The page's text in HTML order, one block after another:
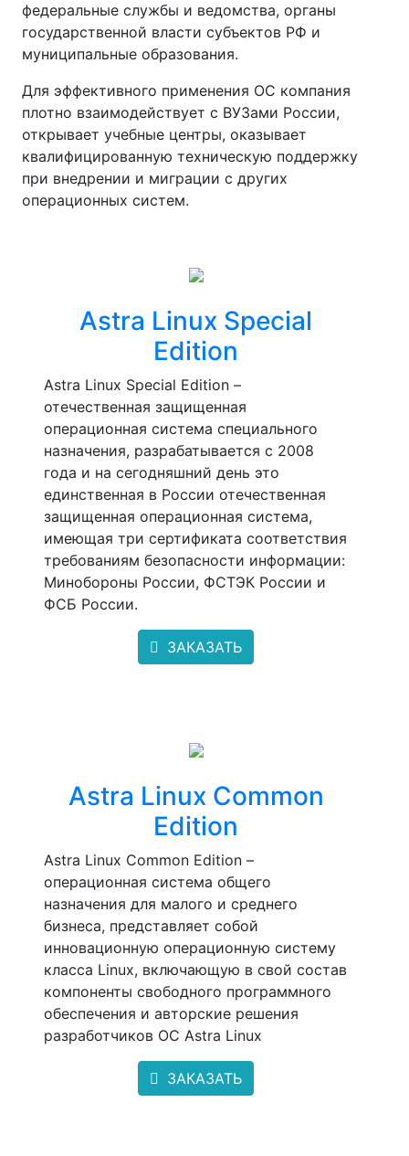
федеральные службы и ведомства, органы
государственной власти субъектов РФ и
муниципальные образования.
Для эффективного применения ОС компания
плотно взаимодействует с ВУЗами России,
открывает учебные центры, оказывает
квалифицированную техническую поддержку
при внедрении и миграции с других
операционных систем.
Astra Linux Special
Edition
Astra Linux Special Edition –
отечественная защищенная
операционная система специального
назначения, разрабатывается с 2008
года и на сегодняшний день это
единственная в России отечественная
защищенная операционная система,
имеющая три сертификата соответствия
требованиям безопасности информации:
Минобороны России, ФСТЭК России и
ФСБ России.
ЗАКАЗАТЬ
Astra Linux Common
Edition
Astra Linux Common Edition –
операционная система общего
назначения для малого и среднего
бизнеса, представляет собой
инновационную операционную систему
класса Linux, включающую в свой состав
компоненты свободного программного
обеспечения и авторские решения
разработчиков ОС Astra Linux
ЗАКАЗАТЬ